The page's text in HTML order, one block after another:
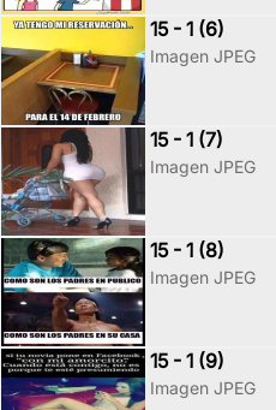
15 - 1 (6)
Imagen JPEG
15 - 1 (7)
Imagen JPEG
15 - 1 (8)
Imagen JPEG
15 - 1 (9)
Imagen JPEG